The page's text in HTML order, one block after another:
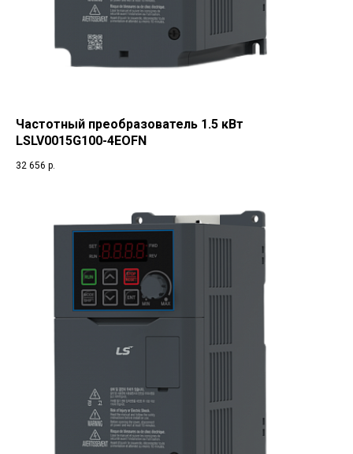
Частотный преобразователь 1.5 кВт
LSLV0015G100-4EOFN
32 656 р.